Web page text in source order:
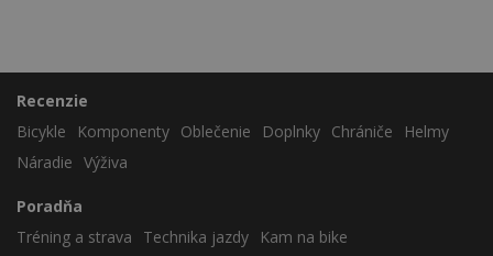
Recenzie
Bicykle
Komponenty Oblečenie Doplnky Chrániče
Helmy
Náradie Výživa
Poradňa
Tréning a strava
Technika jazdy Kam na bike